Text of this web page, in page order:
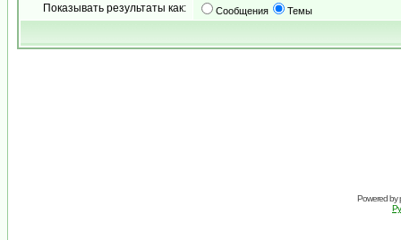
Показывать результаты как: Сообщения Темы
Powered by